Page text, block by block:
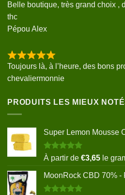
Belle boutique, très grand choix ,
thc
Pépou Alex
Toujours là, à l’heure, des bons
chevaliermonnie
PRODUITS LES MIEUX
Super Lemon Mousse
Note5.00
sur 5
À partir de €3,65 le
MoonRock CBD 70% -